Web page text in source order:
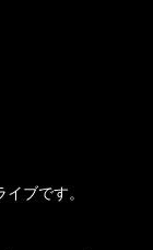
ブです。